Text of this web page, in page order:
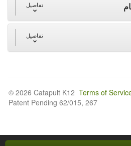
تفاصيل
تفاصيل
© 2026 Catapult K12 Terms of
Patent Pending 62/015, 267